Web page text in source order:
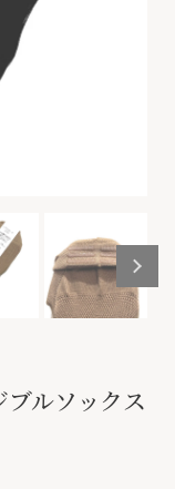
ルソックス